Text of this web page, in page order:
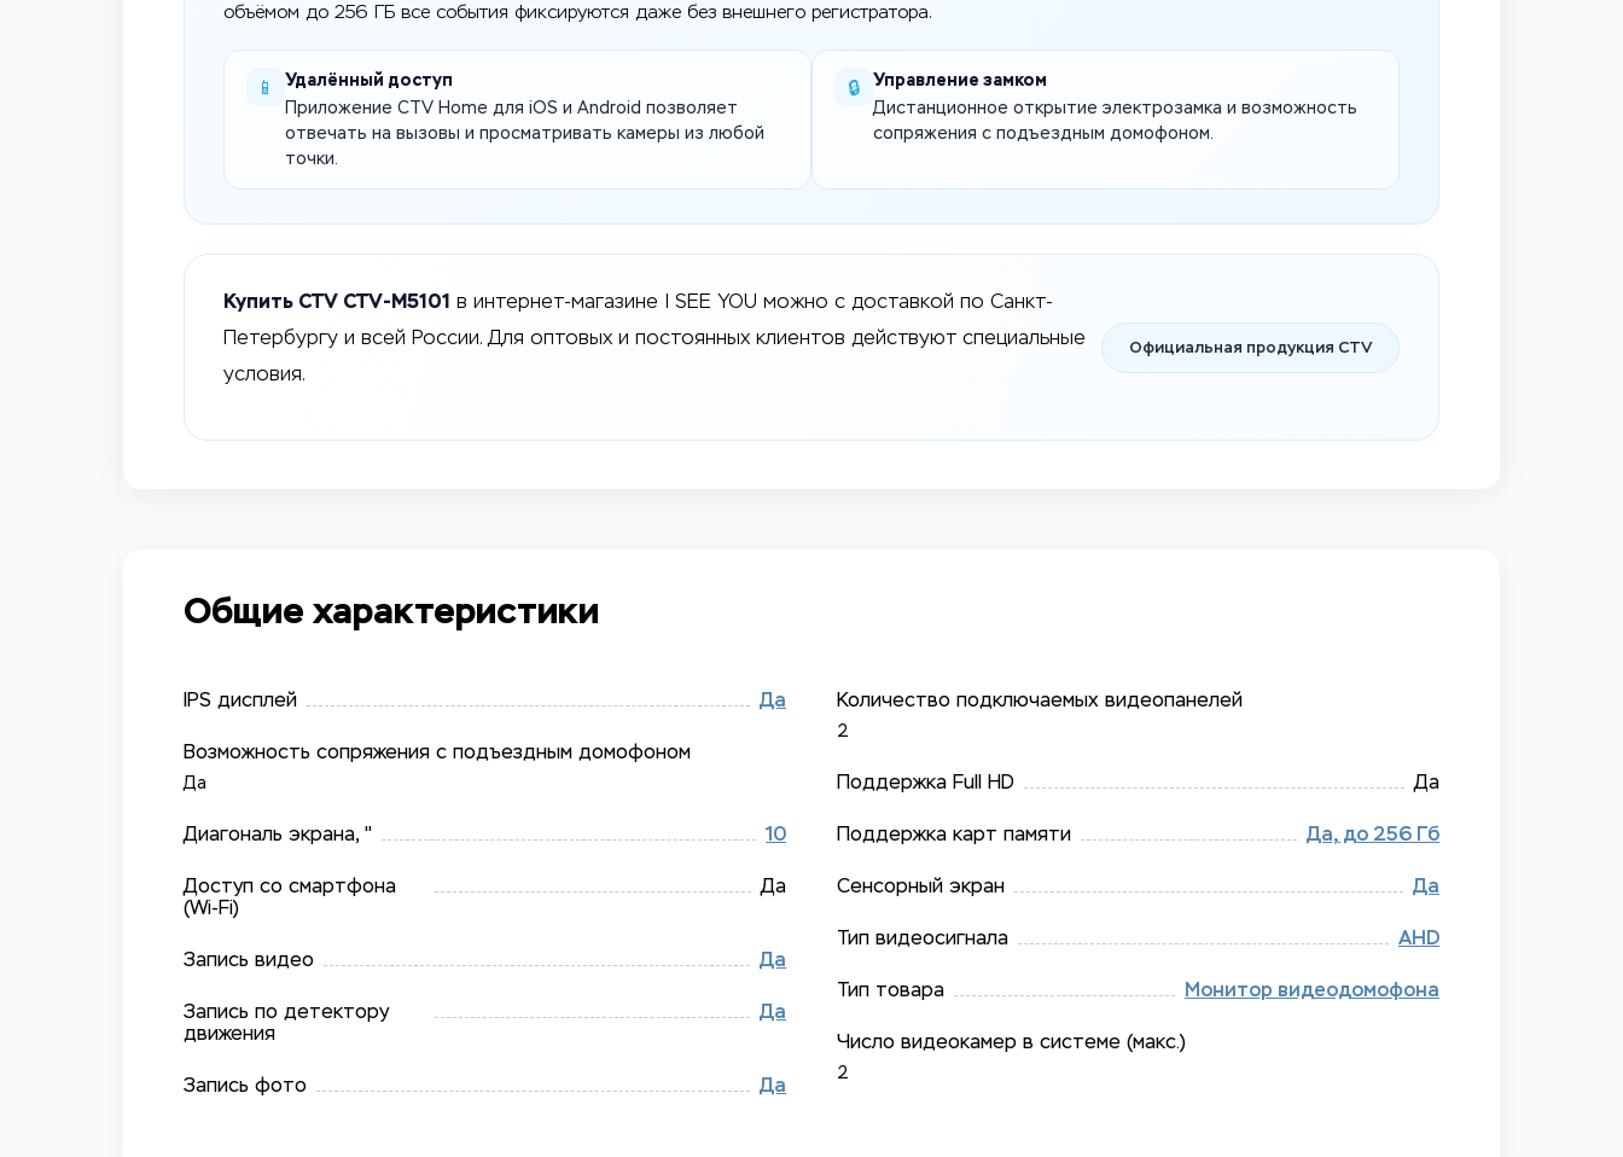
объёмом до 256 ГБ все события фиксируются даже без внешнего регистратора.
📱 Удалённый доступ
Приложение CTV Home для iOS и Android позволяет
отвечать на вызовы и просматривать камеры из любой
точки.
🔒 Управление замком
Дистанционное открытие электрозамка и возможность
сопряжения с подъездным домофоном.
Купить CTV CTV-M5101 в интернет-магазине I SEE YOU можно с доставкой по Санкт-
Петербургу и всей России. Для оптовых и постоянных клиентов действуют специальные
условия.
Официальная продукция CTV
Общие характеристики
IPS дисплей Да
Возможность сопряжения с подъездным домофоном
Да
Диагональ экрана, " 10
Доступ со смартфона
(Wi-Fi)
Да
Запись видео Да
Запись по детектору
движения
Да
Запись фото Да
Количество подключаемых видеопанелей
2
Поддержка Full HD Да
Поддержка карт памяти Да, до 256 Гб
Сенсорный экран Да
Тип видеосигнала AHD
Тип товара Монитор видеодомофона
Число видеокамер в системе (макс.)
2